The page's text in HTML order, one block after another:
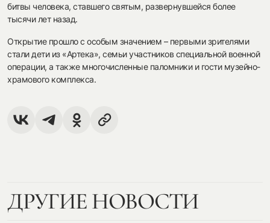
битвы человека, ставшего святым, развернувшейся более
тысячи лет назад.
Открытие прошло с особым значением – первыми зрителями
стали дети из «Артека», семьи участников специальной военной
операции, а также многочисленные паломники и гости музейно-
храмового комплекса.
ДРУГИЕ НОВОСТИ